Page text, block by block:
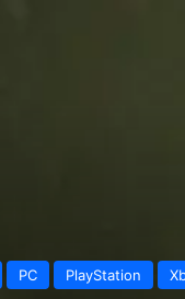
PC PlayStation